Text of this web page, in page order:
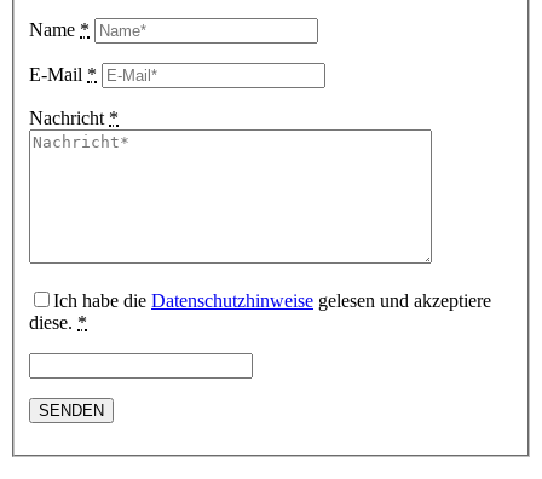
Name *
E-Mail *
Nachricht *
Ich habe die Datenschutzhinweise gelesen und akzeptiere
diese. *